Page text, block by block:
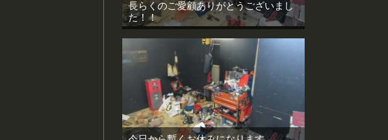
長らくのご愛顧ありがとうございまし
た！！